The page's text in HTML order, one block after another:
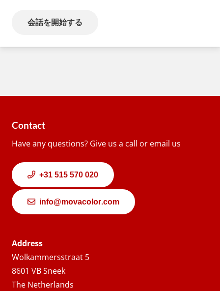
会話を開始する
Contact
Have any questions? Give us a call or email us
+31 515 570 020
info@movacolor.com
Address
Wolkammersstraat 5
8601 VB Sneek
The Netherlands